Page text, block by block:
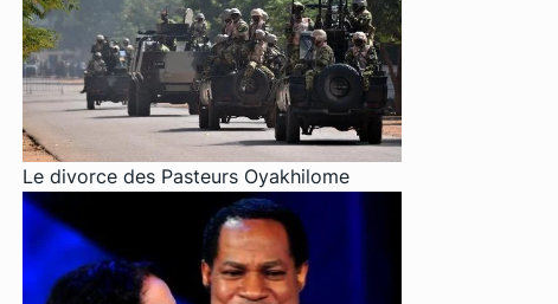
Le divorce des Pasteurs Oyakhilome